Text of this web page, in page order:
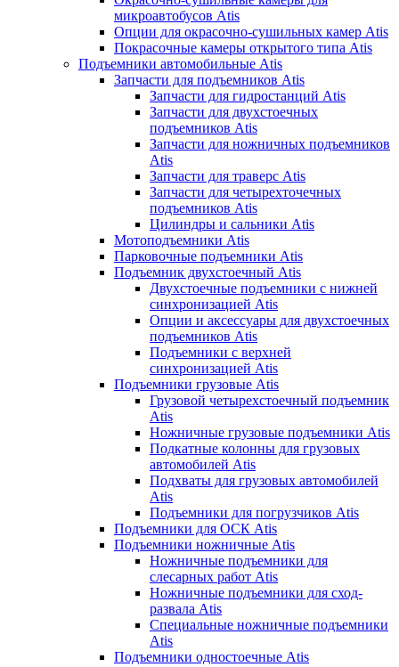
микроавтобусов Atis
Опции для окрасочно-сушильных камер Atis
Покрасочные камеры открытого типа Atis
Подъемники автомобильные Atis
Запчасти для подъемников Atis
Запчасти для гидростанций Atis
Запчасти для двухстоечных
подъемников Atis
Запчасти для ножничных подъемников
Atis
Запчасти для траверс Atis
Запчасти для четырехточечных
подъемников Atis
Цилиндры и сальники Atis
Мотоподъемники Atis
Парковочные подъемники Atis
Подъемник двухстоечный Atis
Двухстоечные подъемники с нижней
синхронизацией Atis
Опции и аксессуары для двухстоечных
подъемников Atis
Подъемники с верхней
синхронизацией Atis
Подъемники грузовые Atis
Грузовой четырехстоечный подъемник
Atis
Ножничные грузовые подъемники Atis
Подкатные колонны для грузовых
автомобилей Atis
Подхваты для грузовых автомобилей
Atis
Подъемники для погрузчиков Atis
Подъемники для ОСК Atis
Подъемники ножничные Atis
Ножничные подъемники для
слесарных работ Atis
Ножничные подъемники для сход-
развала Atis
Специальные ножничные подъемники
Atis
Подъемники одностоечные Atis